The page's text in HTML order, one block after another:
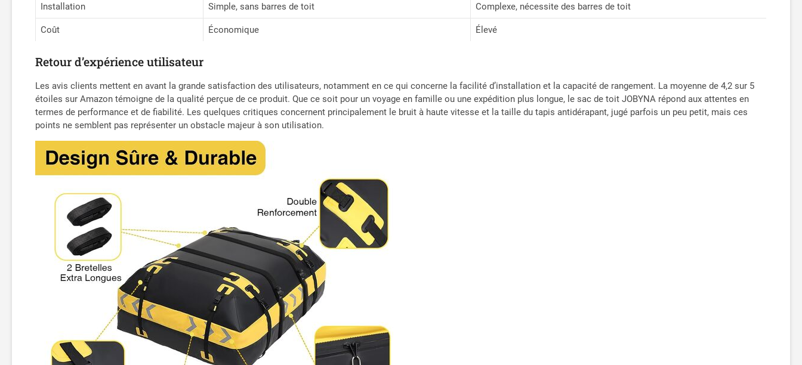
Installation Simple, sans barres de toit Complexe, nécessite des barres de toit
Coût Économique Élevé
Retour d’expérience utilisateur
Les avis clients mettent en avant la grande satisfaction des utilisateurs, notamment en ce qui concerne la facilité d’installation et la capacité de rangement. La moyenne de 4,2 sur 5
étoiles sur Amazon témoigne de la qualité perçue de ce produit. Que ce soit pour un voyage en famille ou une expédition plus longue, le sac de toit JOBYNA répond aux attentes en
termes de performance et de fiabilité. Les quelques critiques concernent principalement le bruit à haute vitesse et la taille du tapis antidérapant, jugé parfois un peu petit, mais ces
points ne semblent pas représenter un obstacle majeur à son utilisation.